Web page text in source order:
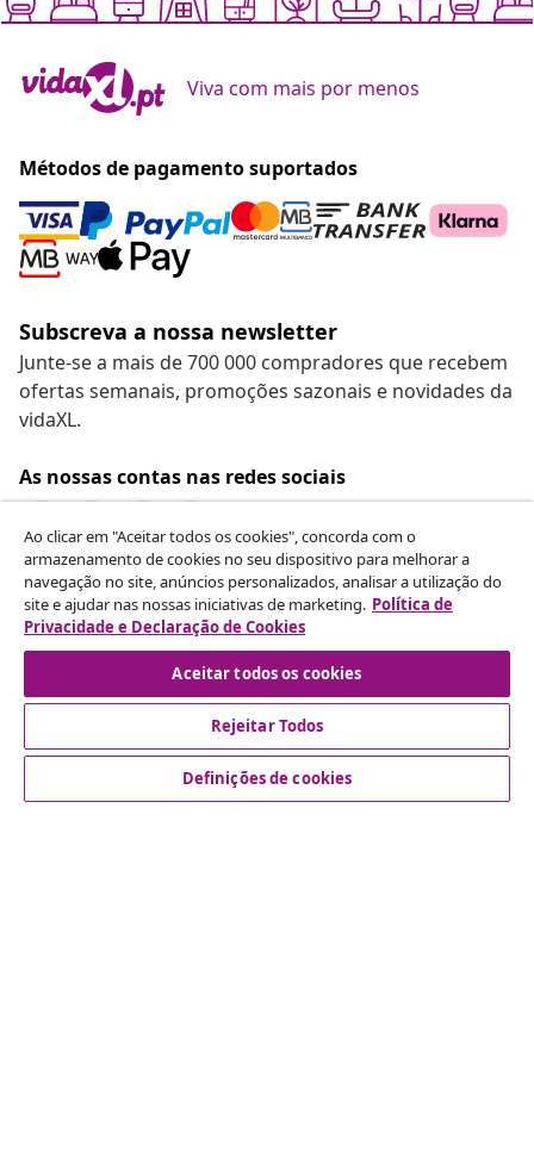
Viva com mais por menos
Métodos de pagamento suportados
Subscreva a nossa newsletter
Junte-se a mais de 700 000 compradores que recebem
ofertas semanais, promoções sazonais e novidades da
vidaXL.
As nossas contas nas redes sociais
Rescindir o contrato
Envie um pedido de rescisão da sua encomenda.
Rescindir o contrato
Atendimento ao cliente
Ao clicar em "Aceitar todos os cookies", concorda com o
armazenamento de cookies no seu dispositivo para melhorar a
navegação no site, anúncios personalizados, analisar a utilização do
site e ajudar nas nossas iniciativas de marketing. Política de
Privacidade e Declaração de Cookies
Aceitar todos os cookies
Rejeitar Todos
Definições de cookies